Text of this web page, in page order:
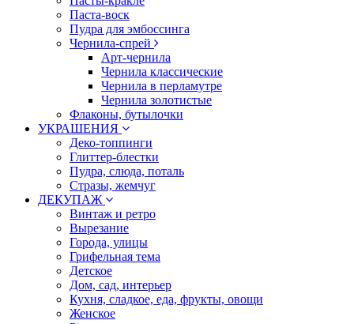
Паста-воск
Пудра для эмбоссинга
Чернила-спрей
Арт-чернила
Чернила классические
Чернила в перламутре
Чернила золотистые
Флаконы, бутылочки
УКРАШЕНИЯ
Деко-топпинги
Глиттер-блестки
Пудра, слюда, поталь
Стразы, жемчуг
ДЕКУПАЖ
Винтаж и ретро
Вырезание
Города, улицы
Грифельная тема
Детское
Дом, сад, интерьер
Кухня, сладкое, еда, фрукты, овощи
Женское